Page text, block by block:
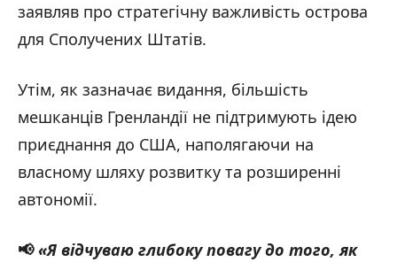
заявляв про стратегічну важливість острова
для Сполучених Штатів.
Утім, як зазначає видання, більшість
мешканців Гренландії не підтримують ідею
приєднання до США, наполягаючи на
власному шляху розвитку та розширенні
автономії.
📢«Я відчуваю глибоку повагу до того, як